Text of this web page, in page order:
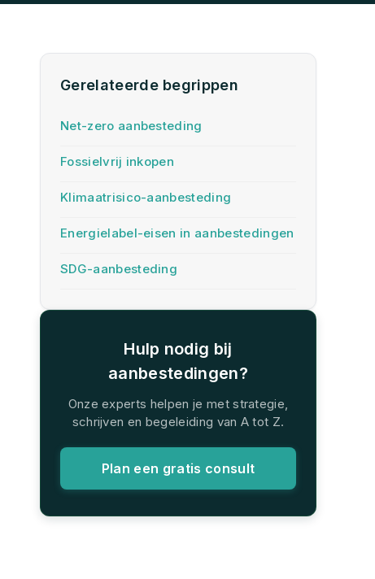
Gerelateerde begrippen
Net-zero aanbesteding
Fossielvrij inkopen
Klimaatrisico-aanbesteding
Energielabel-eisen in aanbestedingen
SDG-aanbesteding
Hulp nodig bij
aanbestedingen?
Onze experts helpen je met strategie,
schrijven en begeleiding van A tot Z.
Plan een gratis consult